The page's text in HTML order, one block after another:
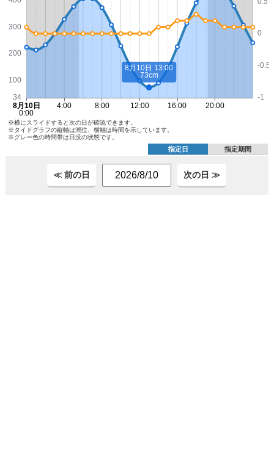
※横にスライドすると次の日が確認できます。
※タイドグラフの縦軸は潮位、横軸は時間を示しています。
※グレー色の時間帯は日没の状態です。
指定日 指定期間
≪ 前の日 次の日 ≫